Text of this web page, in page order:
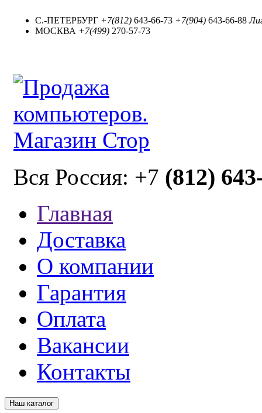
С.-ПЕТЕРБУРГ +7(812) 643-66-73 +7(904) 643-66-88
МОСКВА +7(499) 270-57-73
Вся Россия: +7 (812)
Главная
Доставка
О компании
Гарантия
Оплата
Вакансии
Контакты
Наш каталог